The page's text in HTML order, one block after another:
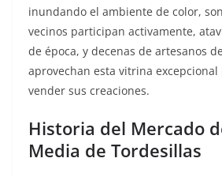
inundando el ambiente de color,
vecinos participan activamente,
de época, y decenas de artesanos
aprovechan esta vitrina
vender sus creaciones.
Historia del Mercado
Media de Tordesillas